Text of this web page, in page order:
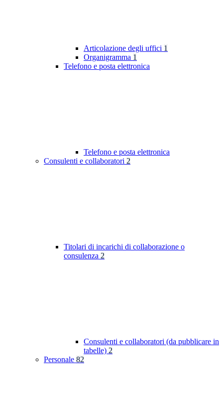
Articolazione degli uffici 1
Organigramma 1
Telefono e posta elettronica
Telefono e posta elettronica
Consulenti e collaboratori 2
Titolari di incarichi di collaborazione o
consulenza 2
Consulenti e collaboratori (da pubblicare in
tabelle) 2
Personale 82